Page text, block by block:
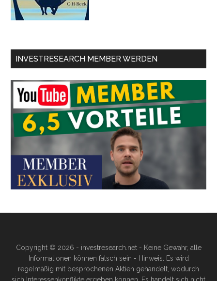
INVESTRESEARCH MEMBER WERDEN
Copyright © 2026 - investresearch.net - Keine Gewähr, alle
Informationen können falsch sein - Hinweis: Es wird
regelmäßig mit besprochenen Aktien gehandelt, wodurch